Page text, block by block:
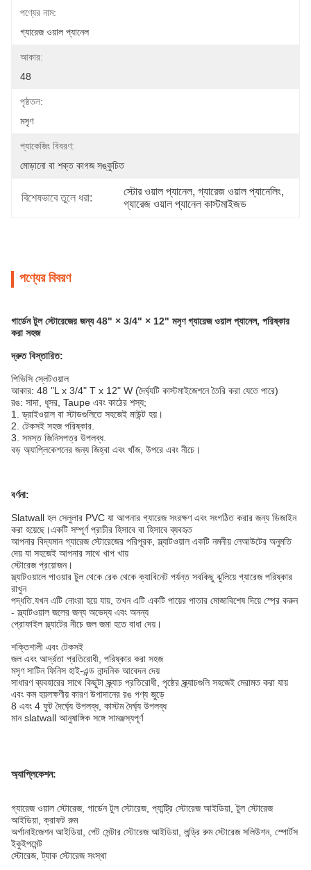
পণ্যের নাম:
গ্যারেজ ওয়াল প্যানেল
আকার:
48
পৃষ্ঠতল:
মসৃণ
প্যাকেজিং বিবরণ:
মোড়ানো বা শক্ত কাগজ সঙ্কুচিত
বিশেষভাবে তুলে ধরা:
স্টোর ওয়াল প্যানেল, গ্যারেজ ওয়াল প্যানেলিং,
গ্যারেজ ওয়াল প্যানেল কাস্টমাইজড
পণ্যের বিবরণ
গার্ডেন টুল স্টোরেজের জন্য 48" × 3/4" × 12" মসৃণ গ্যারেজ ওয়াল প্যানেল, পরিষ্কার
করা সহজ
দ্রুত বিস্তারিত:
পিভিসি স্লেটওয়াল
আকার: 48 "L x 3/4" T x 12" W (দৈর্ঘ্যটি কাস্টমাইজেশনে তৈরি করা যেতে পারে)
রঙ: সাদা, ধূসর, Taupe এবং কাঠের শস্য;
1. ড্রাইওয়াল বা স্টাডগুলিতে সহজেই মাউন্ট হয়।
2. টেকসই সহজ পরিষ্কার.
3. সমস্ত জিনিসপত্র উপলব্ধ.
বড় অ্যাপ্লিকেশনের জন্য জিহ্বা এবং খাঁজ, উপরে এবং নীচে।
বর্ণনা:
Slatwall হল সেলুলার PVC যা আপনার গ্যারেজ সংরক্ষণ এবং সংগঠিত করার জন্য ডিজাইন
করা হয়েছে।একটি সম্পূর্ণ প্রাচীর হিসাবে বা হিসাবে ব্যবহৃত
আপনার বিদ্যমান গ্যারেজ স্টোরেজের পরিপূরক, স্ল্যাটওয়াল একটি নমনীয় লেআউটের অনুমতি
দেয় যা সহজেই আপনার সাথে খাপ খায়
স্টোরেজ প্রয়োজন।
স্ল্যাটওয়ালে পাওয়ার টুল থেকে রেক থেকে ক্যাবিনেট পর্যন্ত সবকিছু ঝুলিয়ে গ্যারেজ পরিষ্কার
রাখুন
পদ্ধতি.যখন এটি নোংরা হয়ে যায়, তখন এটি একটি পায়ের পাতার মোজাবিশেষ দিয়ে স্প্রে করুন
- স্ল্যাটওয়াল জলের জন্য অভেদ্য এবং অনন্য
প্রোফাইল স্ল্যাটের নীচে জল জমা হতে বাধা দেয়।
শক্তিশালী এবং টেকসই
জল এবং আর্দ্রতা প্রতিরোধী, পরিষ্কার করা সহজ
মসৃণ সাটিন ফিনিস হাই-এন্ড নান্দনিক আবেদন দেয়
সাধারণ ব্যবহারের সাথে কিছুটা স্ক্র্যাচ প্রতিরোধী, পৃষ্ঠের স্ক্র্যাচগুলি সহজেই মেরামত করা যায়
এবং কম হয়লক্ষণীয় কারণ উপাদানের রঙ পণ্য জুড়ে
8 এবং 4 ফুট দৈর্ঘ্যে উপলব্ধ, কাস্টম দৈর্ঘ্য উপলব্ধ
মান slatwall আনুষাঙ্গিক সঙ্গে সামঞ্জস্যপূর্ণ
অ্যাপ্লিকেশন:
গ্যারেজ ওয়াল স্টোরেজ, গার্ডেন টুল স্টোরেজ, প্যান্ট্রি স্টোরেজ আইডিয়া, টুল স্টোরেজ
আইডিয়া, ক্রাফট রুম
অর্গানাইজেশন আইডিয়া, পেট সেন্টার স্টোরেজ আইডিয়া, লন্ড্রি রুম স্টোরেজ সলিউশন, স্পোর্টস
ইকুইপমেন্ট
স্টোরেজ, ট্যাক স্টোরেজ সংস্থা